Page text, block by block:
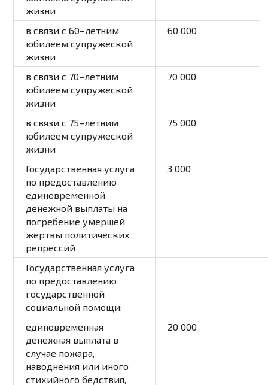
жизни
в связи с 60–летним
юбилеем супружеской
жизни
60 000
в связи с 70–летним
юбилеем супружеской
жизни
70 000
в связи с 75–летним
юбилеем супружеской
жизни
75 000
Государственная услуга
по предоставлению
единовременной
денежной выплаты на
погребение умершей
жертвы политических
репрессий
3 000
Государственная услуга
по предоставлению
государственной
социальной помощи:
единовременная
денежная выплата в
случае пожара,
наводнения или иного
стихийного бедствия,
20 000